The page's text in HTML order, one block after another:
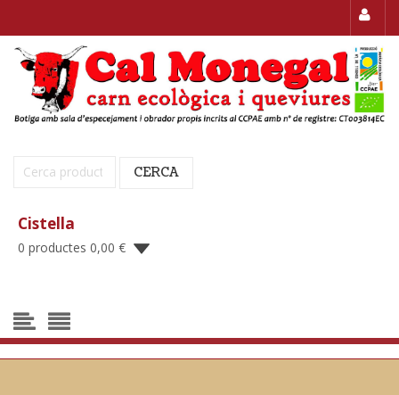
Cerca: CERCA
Cistella
0 productes 0,00 €